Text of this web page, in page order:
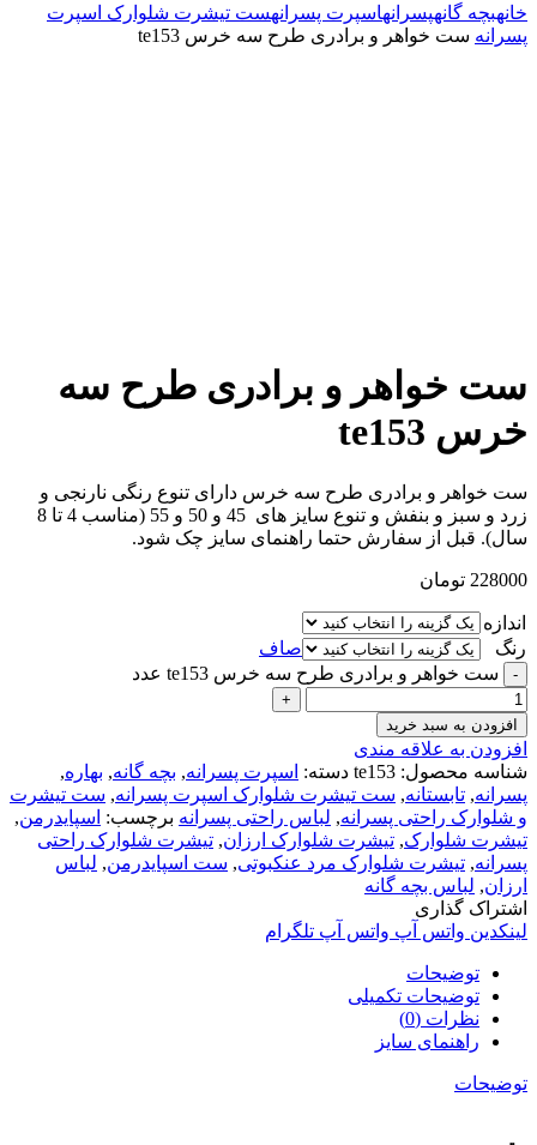
خانهبچه گانهپسرانهاسپرت پسرانهست تیشرت شلوارک اسپرت
پسرانه ست خواهر و برادری طرح سه خرس te153
ست خواهر و برادری طرح سه
خرس te153
ست خواهر و برادری طرح سه خرس دارای تنوع رنگی نارنجی و
زرد و سبز و بنفش و تنوع سایز های 45 و 50 و 55 (مناسب 4 تا 8
سال). قبل از سفارش حتما راهنمای سایز چک شود.
228000 تومان
اندازه
رنگ
صاف
ست خواهر و برادری طرح سه خرس te153 عدد
افزودن به سبد خرید
افزودن به علاقه مندی
شناسه محصول: te153 دسته: اسپرت پسرانه, بچه گانه, بهاره,
پسرانه, تابستانه, ست تیشرت شلوارک اسپرت پسرانه, ست تیشرت
و شلوارک راحتی پسرانه, لباس راحتی پسرانه برچسب: اسپایدرمن,
تیشرت شلوارک, تیشرت شلوارک ارزان, تیشرت شلوارک راحتی
پسرانه, تیشرت شلوارک مرد عنکبوتی, ست اسپایدرمن, لباس
ارزان, لباس بچه گانه
اشتراک گذاری
لینکدین واتس آپ واتس آپ تلگرام
توضیحات
توضیحات تکمیلی
نظرات (0)
راهنمای سایز
توضیحات